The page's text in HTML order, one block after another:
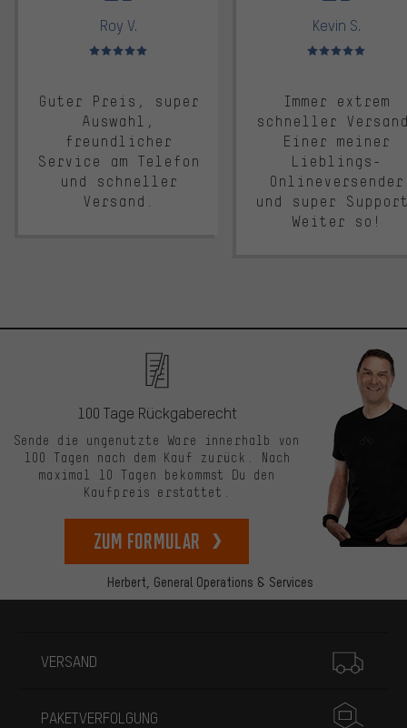
Roy V.
Bewertungen: 5 von 5
Guter Preis, super
Auswahl,
freundlicher
Service am Telefon
und schneller
Versand.
Kevin S.
Bewertungen: 5 von 5
Immer extrem
schneller
Einer meiner
Lieblings-
Onlineversender
und super
Weiter so!
Herbert, General Operations & Services
100 Tage Rückgaberecht
Sende die ungenutzte Ware innerhalb von
100 Tagen nach dem Kauf zurück. Nach
maximal 10 Tagen bekommst Du den
Kaufpreis erstattet.
zum Formular
VERSAND
PAKETVERFOLGUNG